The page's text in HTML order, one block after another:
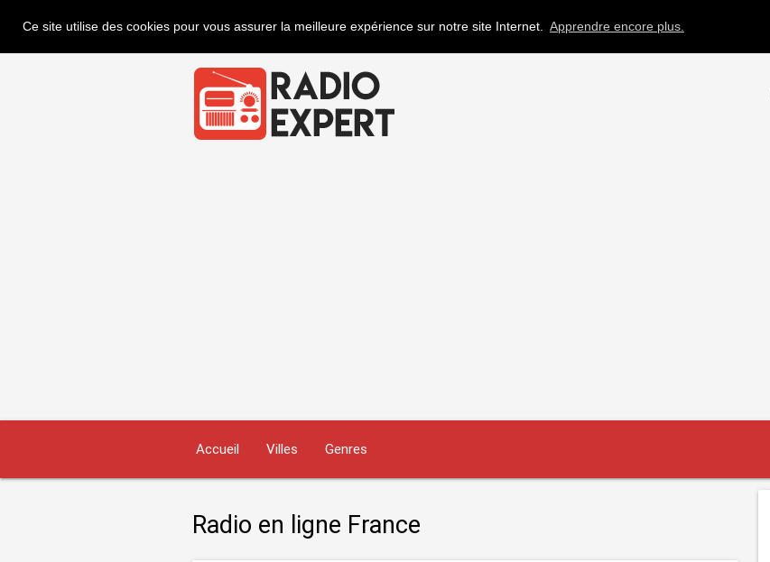
Ce site utilise des cookies pour vous assurer la meilleure expérience sur notre site Internet. Apprendre encore plus.
Accueil Villes Genres
Radio en ligne France